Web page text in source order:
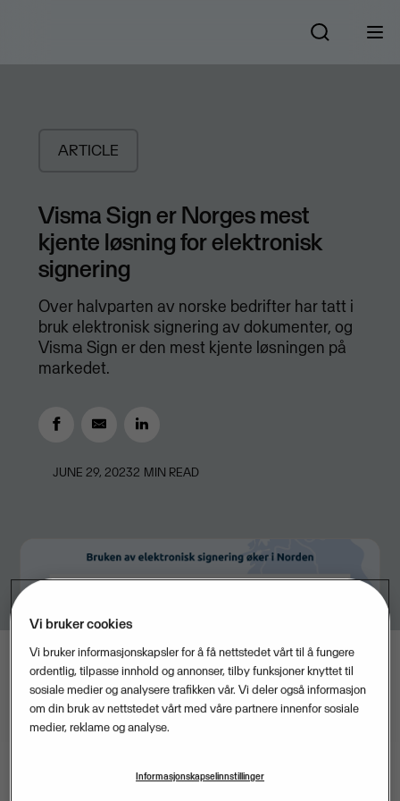
ARTICLE
Visma Sign er Norges mest
kjente løsning for elektronisk
signering
Over halvparten av norske bedrifter har tatt i
bruk elektronisk signering av dokumenter, og
Visma Sign er den mest kjente løsningen på
markedet.
JUNE 29, 20232 MIN READ
Vi bruker cookies
Vi bruker informasjonskapsler for å få nettstedet vårt til å fungere
ordentlig, tilpasse innhold og annonser, tilby funksjoner knyttet til
sosiale medier og analysere trafikken vår. Vi deler også informasjon
om din bruk av nettstedet vårt med våre partnere innenfor sosiale
medier, reklame og analyse.
Informasjonskapselinnstillinger